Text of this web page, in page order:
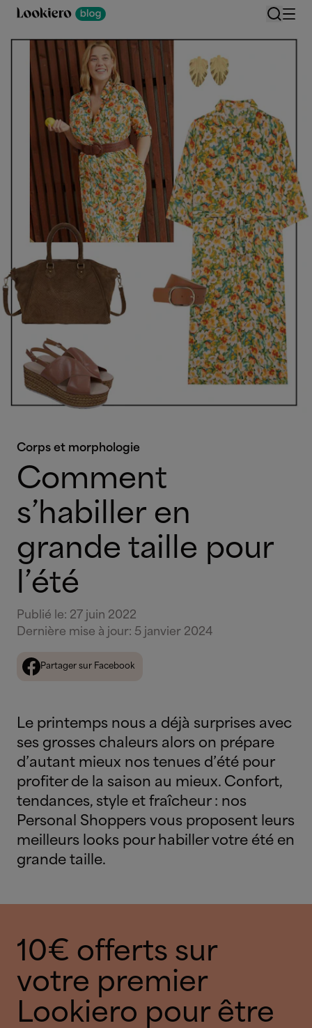
Corps et morphologie
Comment
s’habiller en
grande taille pour
l’été
Publié le: 27 juin 2022
Dernière mise à jour: 5 janvier 2024
Partager sur Facebook
Le printemps nous a déjà surprises avec
ses grosses chaleurs alors on prépare
d’autant mieux nos tenues d’été pour
profiter de la saison au mieux. Confort,
tendances, style et fraîcheur : nos
Personal Shoppers vous proposent leurs
meilleurs looks pour habiller votre été en
grande taille.
10€ offerts sur
votre premier
Lookiero pour être